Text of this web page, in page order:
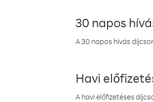
30 napos
A 30 napos hívás
Havi
A havi előfizetéses